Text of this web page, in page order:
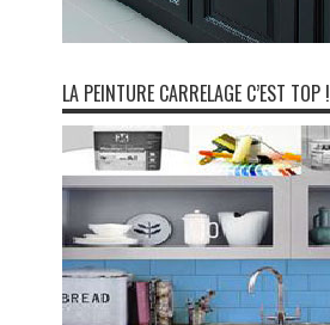
LA PEINTURE CARRELAGE C’EST TOP !